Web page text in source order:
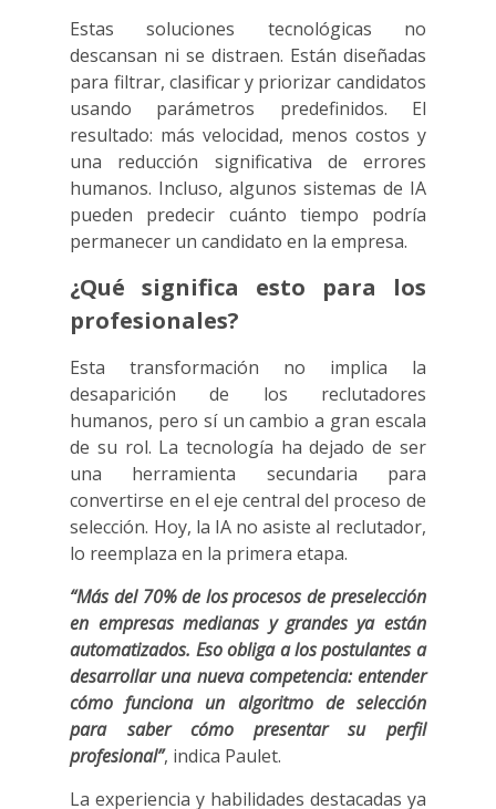
Estas soluciones tecnológicas no
descansan ni se distraen. Están diseñadas
para filtrar, clasificar y priorizar candidatos
usando parámetros predefinidos. El
resultado: más velocidad, menos costos y
una reducción significativa de errores
humanos. Incluso, algunos sistemas de IA
pueden predecir cuánto tiempo podría
permanecer un candidato en la empresa.
¿Qué significa esto para los
profesionales?
Esta transformación no implica la
desaparición de los reclutadores
humanos, pero sí un cambio a gran escala
de su rol. La tecnología ha dejado de ser
una herramienta secundaria para
convertirse en el eje central del proceso de
selección. Hoy, la IA no asiste al reclutador,
lo reemplaza en la primera etapa.
“Más del 70% de los procesos de preselección
en empresas medianas y grandes ya están
automatizados. Eso obliga a los postulantes a
desarrollar una nueva competencia: entender
cómo funciona un algoritmo de selección
para saber cómo presentar su perfil
profesional”, indica Paulet.
La experiencia y habilidades destacadas ya